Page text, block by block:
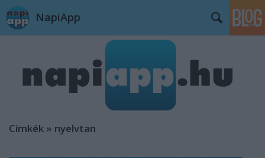
NapiApp
Címkék » nyelvtan